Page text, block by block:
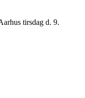
tirsdag d. 9.